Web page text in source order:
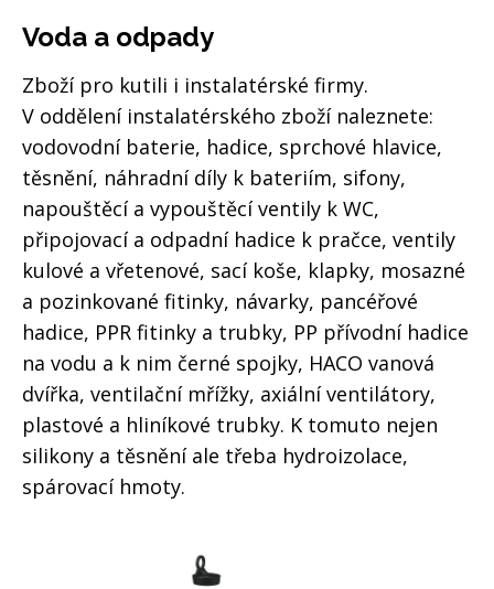
Voda a odpady
Zboží pro kutili i instalatérské firmy.
V oddělení instalatérského zboží naleznete:
vodovodní baterie, hadice, sprchové hlavice,
těsnění, náhradní díly k bateriím, sifony,
napouštěcí a vypouštěcí ventily k WC,
připojovací a odpadní hadice k pračce, ventily
kulové a vřetenové, sací koše, klapky, mosazné
a pozinkované fitinky, návarky, pancéřové
hadice, PPR fitinky a trubky, PP přívodní hadice
na vodu a k nim černé spojky, HACO vanová
dvířka, ventilační mřížky, axiální ventilátory,
plastové a hliníkové trubky. K tomuto nejen
silikony a těsnění ale třeba hydroizolace,
spárovací hmoty.